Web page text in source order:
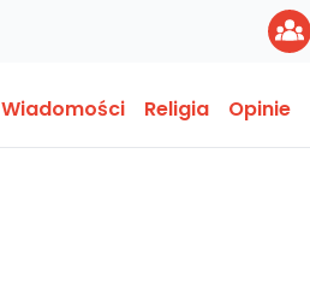
Wiadomości Religia Opinie